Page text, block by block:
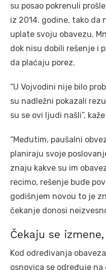
su posao pokrenuli
iz 2014. godine, tako da
uplate svoju obavezu.
dok nisu dobili rešenje i
da plaćaju porez.
“U Vojvodini nije bilo
su nadležni pokazali
su se ovi ljudi našli”,
“Međutim, paušalni
planiraju svoje
znaju kakve su im
recimo, rešenje bude
godišnjem novou to je
čekanje donosi
Čekaju se
Kod određivanja
osnovica se određuje